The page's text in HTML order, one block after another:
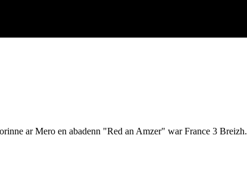
ar Mero en abadenn "Red an Amzer" war France 3 Breizh.